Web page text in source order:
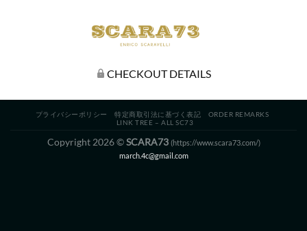
CHECKOUT DETAILS
プライバシーポリシー 特定商取引法に基づく表記
ORDER REMARKS
LINK TREE – ALL SC73
Copyright 2026 ©SCARA73 (https://www.scara73.com/)
march.4c@gmail.com